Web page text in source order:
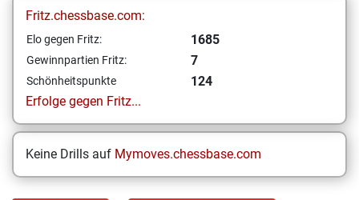
Fritz.chessbase.com:
Elo gegen Fritz: 1685
Gewinnpartien Fritz: 7
Schönheitspunkte
124
Erfolge gegen Fritz...
Keine Drills auf Mymoves.chessbase.com